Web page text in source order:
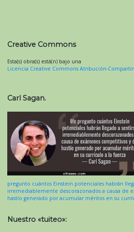
Creative Commons
Esta(s) obra(s) está(n) bajo una
Licencia Creative Commons Atribución-
Carl Sagan.
pregunto cuántos Einstein potenciales habrán
irremediablemente descorazonados a causa de
hastío generado por acumular méritos en su
Nuestro «tuiteo»: